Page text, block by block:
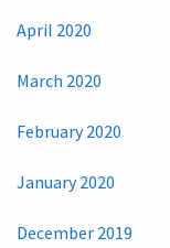
April 2020
March 2020
February 2020
January 2020
December 2019